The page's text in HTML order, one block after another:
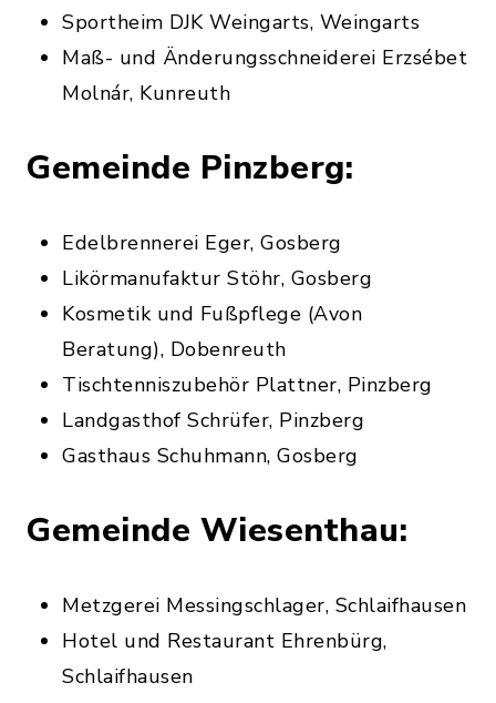
Sportheim DJK Weingarts, Weingarts
Maß- und Änderungsschneiderei Erzsébet
Molnár, Kunreuth
Gemeinde Pinzberg:
Edelbrennerei Eger, Gosberg
Likörmanufaktur Stöhr, Gosberg
Kosmetik und Fußpflege (Avon
Beratung), Dobenreuth
Tischtenniszubehör Plattner, Pinzberg
Landgasthof Schrüfer, Pinzberg
Gasthaus Schuhmann, Gosberg
Gemeinde Wiesenthau:
Metzgerei Messingschlager, Schlaifhausen
Hotel und Restaurant Ehrenbürg,
Schlaifhausen